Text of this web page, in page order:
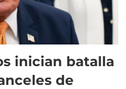
inician batalla
de